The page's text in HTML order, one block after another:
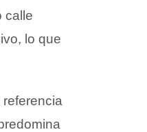
calle
lo que